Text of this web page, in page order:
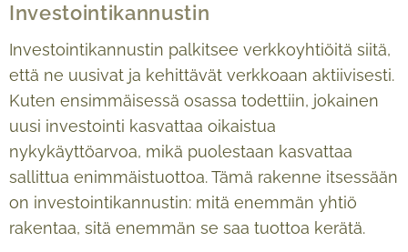
Investointikannustin
Investointikannustin palkitsee verkkoyhtiöitä siitä,
että ne uusivat ja kehittävät verkkoaan aktiivisesti.
Kuten ensimmäisessä osassa todettiin, jokainen
uusi investointi kasvattaa oikaistua
nykykäyttöarvoa, mikä puolestaan kasvattaa
sallittua enimmäistuottoa. Tämä rakenne itsessään
on investointikannustin: mitä enemmän yhtiö
rakentaa, sitä enemmän se saa tuottoa kerätä.